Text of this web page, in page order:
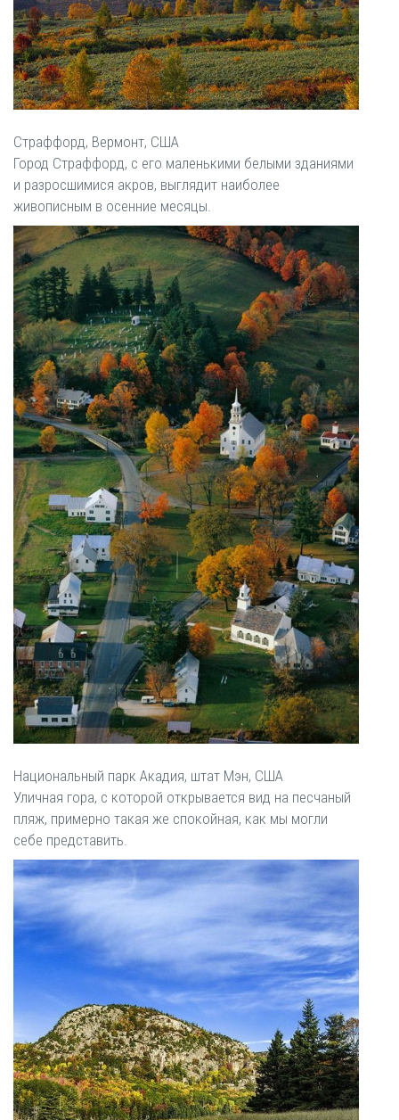
Страффорд, Вермонт, США
Город Страффорд, с его маленькими белыми зданиями
и разросшимися акров, выглядит наиболее
живописным в осенние месяцы.
Национальный парк Акадия, штат Мэн, США
Уличная гора, с которой открывается вид на песчаный
пляж, примерно такая же спокойная, как мы могли
себе представить.